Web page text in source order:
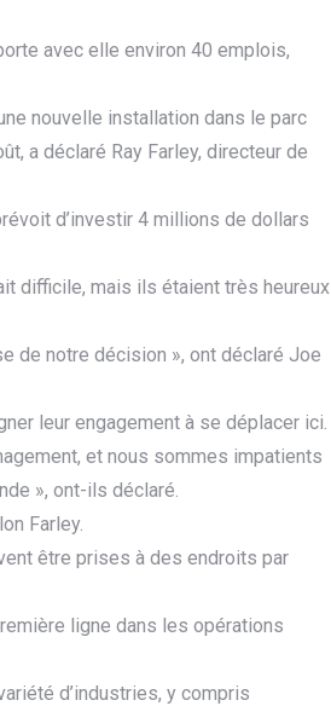
avec elle environ 40 emplois,
nouvelle installation dans le parc
a déclaré Ray Farley, directeur de
d’investir 4 millions de dollars
difficile, mais ils étaient très heureux
de notre décision », ont déclaré Joe
leur engagement à se déplacer ici.
et nous sommes impatients
», ont-ils déclaré.
Farley.
être prises à des endroits par
ligne dans les opérations
d’industries, y compris